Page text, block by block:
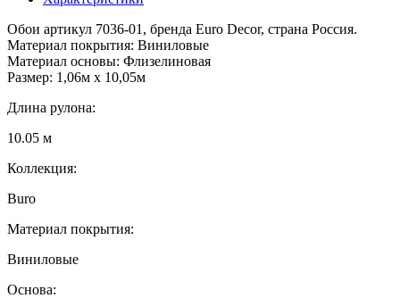
Обои артикул 7036-01, бренда Euro Decor, страна Россия.
Материал покрытия: Виниловые
Материал основы: Флизелиновая
Размер: 1,06м х 10,05м
Длина рулона:
10.05 м
Коллекция:
Buro
Материал покрытия:
Виниловые
Основа: